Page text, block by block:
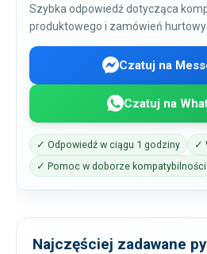
Szybka odpowiedź dotycząca
produktowego i zamówień
Czatuj na
Czatuj na
✓ Odpowiedź w ciągu 1 godziny
✓
✓ Pomoc w doborze kompatybilności
Najczęściej zadawane